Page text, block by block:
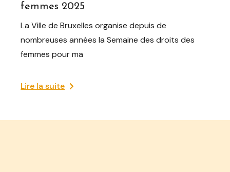
femmes 2025
La Ville de Bruxelles organise depuis de
nombreuses années la Semaine des droits des
femmes pour ma
Lire la suite